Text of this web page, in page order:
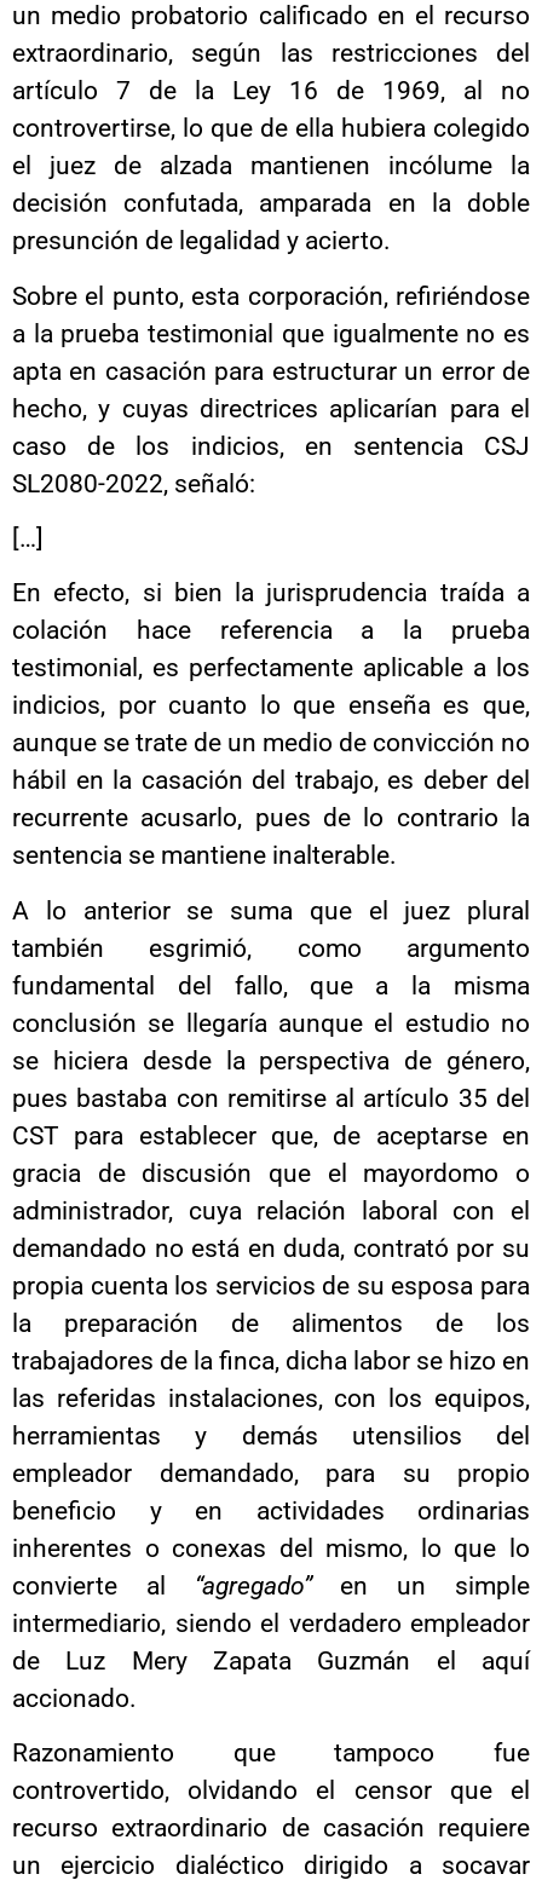
un medio probatorio calificado en el recurso
extraordinario, según las restricciones del
artículo 7 de la Ley 16 de 1969, al no
controvertirse, lo que de ella hubiera colegido
el juez de alzada mantienen incólume la
decisión confutada, amparada en la doble
presunción de legalidad y acierto.
Sobre el punto, esta corporación, refiriéndose
a la prueba testimonial que igualmente no es
apta en casación para estructurar un error de
hecho, y cuyas directrices aplicarían para el
caso de los indicios, en sentencia CSJ
SL2080-2022, señaló:
[…]
En efecto, si bien la jurisprudencia traída a
colación hace referencia a la prueba
testimonial, es perfectamente aplicable a los
indicios, por cuanto lo que enseña es que,
aunque se trate de un medio de convicción no
hábil en la casación del trabajo, es deber del
recurrente acusarlo, pues de lo contrario la
sentencia se mantiene inalterable.
A lo anterior se suma que el juez plural
también esgrimió, como argumento
fundamental del fallo, que a la misma
conclusión se llegaría aunque el estudio no
se hiciera desde la perspectiva de género,
pues bastaba con remitirse al artículo 35 del
CST para establecer que, de aceptarse en
gracia de discusión que el mayordomo o
administrador, cuya relación laboral con el
demandado no está en duda, contrató por su
propia cuenta los servicios de su esposa para
la preparación de alimentos de los
trabajadores de la finca, dicha labor se hizo en
las referidas instalaciones, con los equipos,
herramientas y demás utensilios del
empleador demandado, para su propio
beneficio y en actividades ordinarias
inherentes o conexas del mismo, lo que lo
convierte al “agregado”en un simple
intermediario, siendo el verdadero empleador
de Luz Mery Zapata Guzmán el aquí
accionado.
Razonamiento que tampoco fue
controvertido, olvidando el censor que el
recurso extraordinario de casación requiere
un ejercicio dialéctico dirigido a socavar